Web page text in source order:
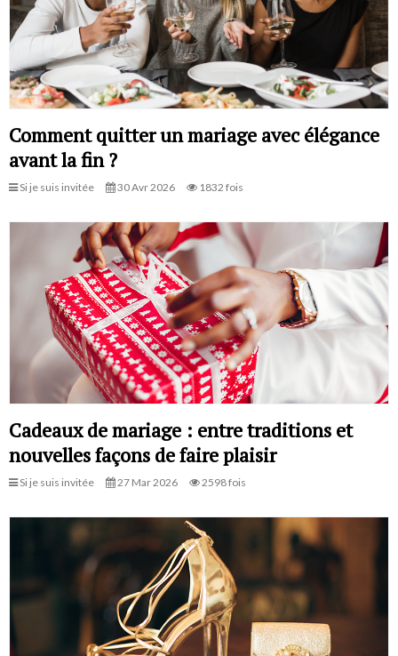
Comment quitter un mariage avec élégance
avant la fin ?
Si je suis invitée 30 Avr 2026 1832 fois
Cadeaux de mariage : entre traditions et
nouvelles façons de faire plaisir
Si je suis invitée 27 Mar 2026 2598 fois